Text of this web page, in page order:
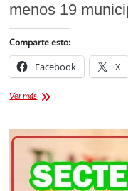
menos 19
Comparte esto:
Facebook X
Ver másTren
Tlaxcala.
Un
tren
que
sí